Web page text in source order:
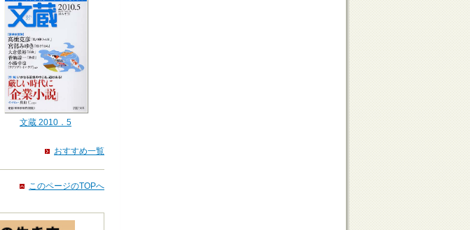
文蔵 2010．5
おすすめ一覧
このページのTOPへ